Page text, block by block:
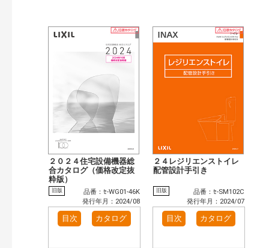
２０２４住宅設備機器総
合カタログ（価格改定抜
粋版）
旧版
品番：ｾ-WG01-46K
発行年月：2024/08
目次 カタログ
２４レジリエンストイレ
配管設計手引き
旧版
品番：ｾ-SM102C
発行年月：2024/07
目次 カタログ